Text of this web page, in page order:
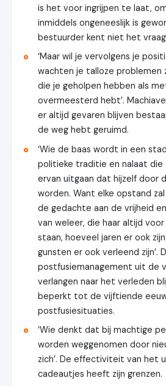
is het voor ingrijpen te laat,
inmiddels ongeneeslijk is
bestuurder kent niet het
‘Maar wil je vervolgens je
wachten je talloze problemen
die je geholpen hebben als
overmeesterd hebt’.
er altijd gevaren blijven
de weg hebt geruimd.
‘Wie de baas wordt in een
politieke traditie en nalaat die
ervan uitgaan dat hijzelf door
worden. Want elke opstand
de gedachte aan de vrijheid
van weleer, die haar altijd
staan, hoeveel jaren er ook
gunsten er ook verleend zijn’.
postfusiemanagement uit de
verlangen naar het verleden
beperkt tot de vijftiende
postfusiesituaties.
‘Wie denkt dat bij machtige
worden weggenomen door
zich’. De effectiviteit van het
cadeautjes heeft zijn grenzen.